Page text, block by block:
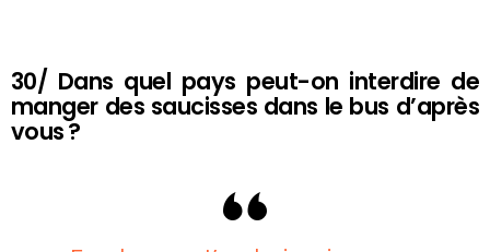
30/ Dans quel pays peut-on interdire de
manger des saucisses dans le bus d’après
vous ?